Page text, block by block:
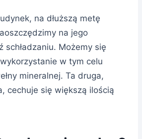
na dłuższą metę
na jego
schładzaniu. Możemy się
w tym celu
mineralnej. Ta druga,
cechuje się większą ilością